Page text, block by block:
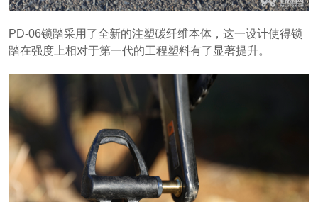
PD-06锁踏采用了全新的注塑碳纤维本体，这一设计使得锁
踏在强度上相对于第一代的工程塑料有了显著提升。